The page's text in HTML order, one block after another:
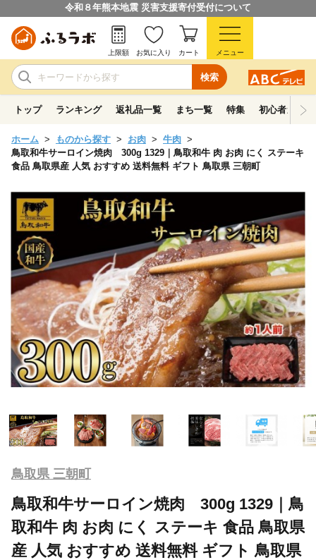
令和８年熊本地震 災害支援寄付受付について
検索
上限額 お気に入り カート メニュー
トップ ランキング 返礼品一覧 まち一覧 特集 初心者ガイド
ホーム ものから探す お肉
牛肉
鳥取和牛サーロイン焼肉 300g 1329｜鳥取和牛 肉 お肉 にく ステーキ
食品 鳥取県産 人気 おすすめ 送料無料 ギフト 鳥取県 三朝町
鳥取県 三朝町
鳥取和牛サーロイン焼肉 300g 1329｜鳥
取和牛 肉 お肉 にく ステーキ 食品 鳥取県
産 人気 おすすめ 送料無料 ギフト 鳥取県